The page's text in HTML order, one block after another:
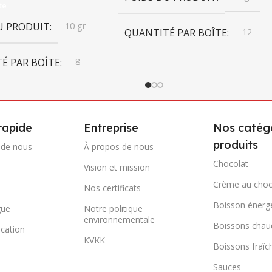
PRODUIT 10 gr
PAR BOÎTE 8
DU CARTON
x 187mm x
7811
QUANTITÉ PAR BOÎTE 12
340mm x 516mm x 307mm x
CODE-BARRES DU CARTON
MARQUE Fresh Quick
POIDS BRUT DU CARTON
nous
Entreprise
À propos de nous
Vision et mission
Nos certificats
Notre politique
environnementale
KVKK
Nos
produits
Chocolat
Crème au
Boisson
Boissons
Boissons
Sauces